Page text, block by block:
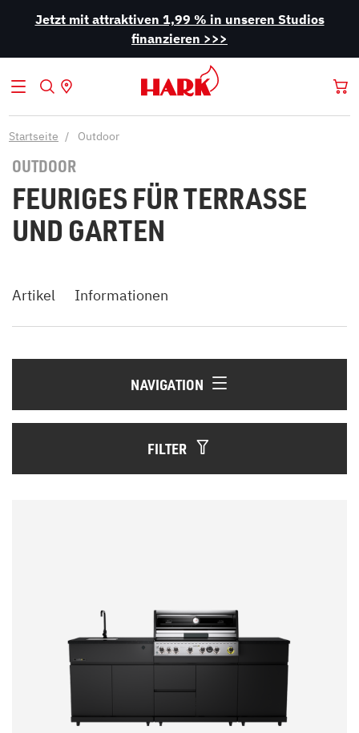
Jetzt mit attraktiven 1,99 % in unseren Studios
finanzieren >>>
Startseite Outdoor
OUTDOOR
FEURIGES FÜR TERRASSE
UND GARTEN
Artikel Informationen
NAVIGATION
FILTER